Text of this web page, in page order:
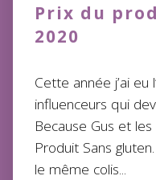
Prix du
2020
Cette année j’ai
influenceurs qui
Because Gus et
Produit Sans
le même colis...